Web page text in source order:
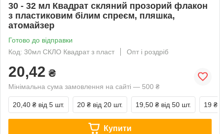
30 - 32 мл Квадрат скляний прозорий флакон
з пластиковим білим спреєм, пляшка,
атомайзер
Готово до відправки
Код: 30мл СКЛО Квадрат з пласт
Опт і роздріб
20,42 ₴
Мінімальна сума замовлення на сайті — 500 ₴
20,40 ₴ від 5 шт. 20 ₴ від 20 шт. 19,50 ₴ від 50 шт. 19 ₴
Купити